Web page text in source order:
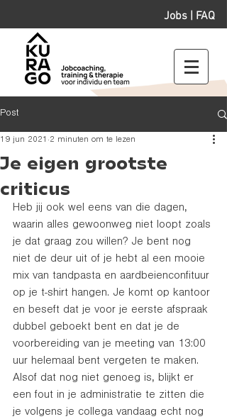
Jobs | FAQ
Post
Je eigen grootste
criticus
19 jun 2021 2 minuten om te lezen
Heb jij ook wel eens van die dagen,
waarin alles gewoonweg niet loopt zoals
je dat graag zou willen? Je bent nog
niet de deur uit of je hebt al een mooie
mix van tandpasta en aardbeienconfituur
op je t-shirt hangen. Je komt op kantoor
en beseft dat je voor je eerste afspraak
dubbel geboekt bent en dat je de
voorbereiding van je meeting van 13:00
uur helemaal bent vergeten te maken.
Alsof dat nog niet genoeg is, blijkt er
een fout in je administratie te zitten die
je volgens je collega vandaag echt nog